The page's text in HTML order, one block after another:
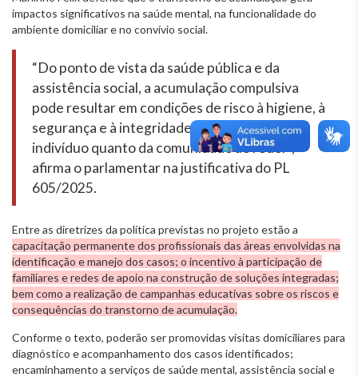
impactos significativos na saúde mental, na funcionalidade do
ambiente domiciliar e no convívio social.
“Do ponto de vista da saúde pública e da
assistência social, a acumulação compulsiva
pode resultar em condições de risco à higiene, à
segurança e à integridade física, tanto do
indivíduo quanto da comunidade ao redor”,
afirma o parlamentar na justificativa do PL
605/2025.
Entre as diretrizes da política previstas no projeto estão a
capacitação permanente dos profissionais das áreas envolvidas na
identificação e manejo dos casos; o incentivo à participação de
familiares e redes de apoio na construção de soluções integradas;
bem como a realização de campanhas educativas sobre os riscos e
consequências do transtorno de acumulação.
Conforme o texto, poderão ser promovidas visitas domiciliares para
diagnóstico e acompanhamento dos casos identificados;
encaminhamento a serviços de saúde mental, assistência social e